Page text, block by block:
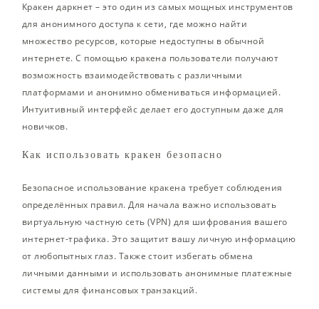
Кракен даркнет – это один из самых мощных инструментов
для анонимного доступа к сети, где можно найти
множество ресурсов, которые недоступны в обычной
интернете. С помощью кракена пользователи получают
возможность взаимодействовать с различными
платформами и анонимно обмениваться информацией.
Интуитивный интерфейс делает его доступным даже для
новичков.
Как использовать кракен безопасно
Безопасное использование кракена требует соблюдения
определённых правил. Для начала важно использовать
виртуальную частную сеть (VPN) для шифрования вашего
интернет-трафика. Это защитит вашу личную информацию
от любопытных глаз. Также стоит избегать обмена
личными данными и использовать анонимные платежные
системы для финансовых транзакций.